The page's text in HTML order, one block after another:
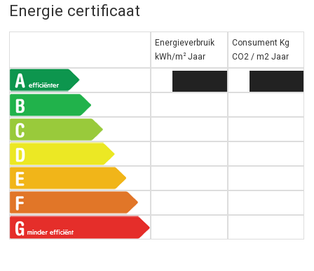
Energie certificaat
Energieverbruik
kWh/m 2Jaar
Consument Kg
CO2 / m2 Jaar